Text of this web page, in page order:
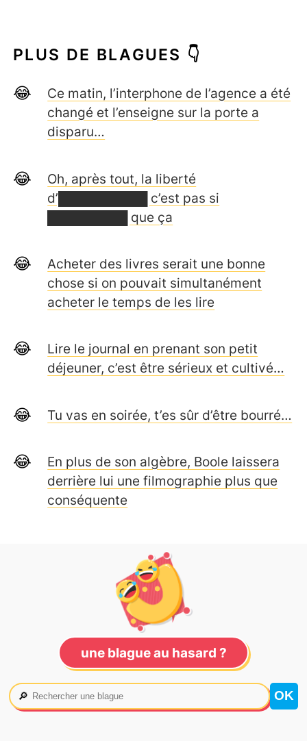
PLUS DE BLAGUES 👇
Ce matin, l’interphone de l’agence a été
changé et l’enseigne sur la porte a
disparu…
Oh, après tout, la liberté
d’██████████ c’est pas si
█████████ que ça
Acheter des livres serait une bonne
chose si on pouvait simultanément
acheter le temps de les lire
Lire le journal en prenant son petit
déjeuner, c’est être sérieux et cultivé…
Tu vas en soirée, t’es sûr d’être bourré…
En plus de son algèbre, Boole laissera
derrière lui une filmographie plus que
conséquente
une blague au hasard ?
🔎